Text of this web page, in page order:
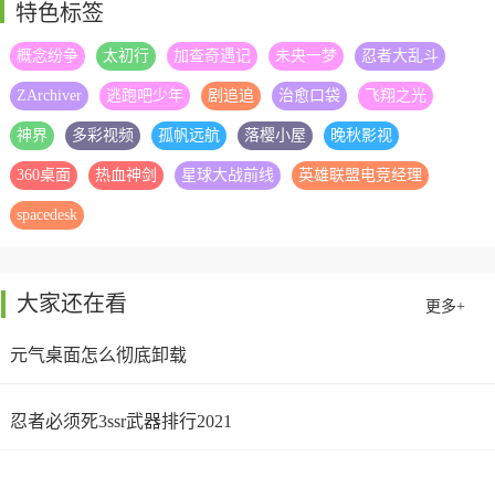
特色标签
概念纷争 太初行 加查奇遇记 未央一梦 忍者大乱斗
ZArchiver 逃跑吧少年 剧追追 治愈口袋 飞翔之光
神界 多彩视频 孤帆远航 落樱小屋 晚秋影视
360桌面 热血神剑 星球大战前线 英雄联盟电竞经理
spacedesk
大家还在看 更多+
元气桌面怎么彻底卸载
忍者必须死3ssr武器排行2021